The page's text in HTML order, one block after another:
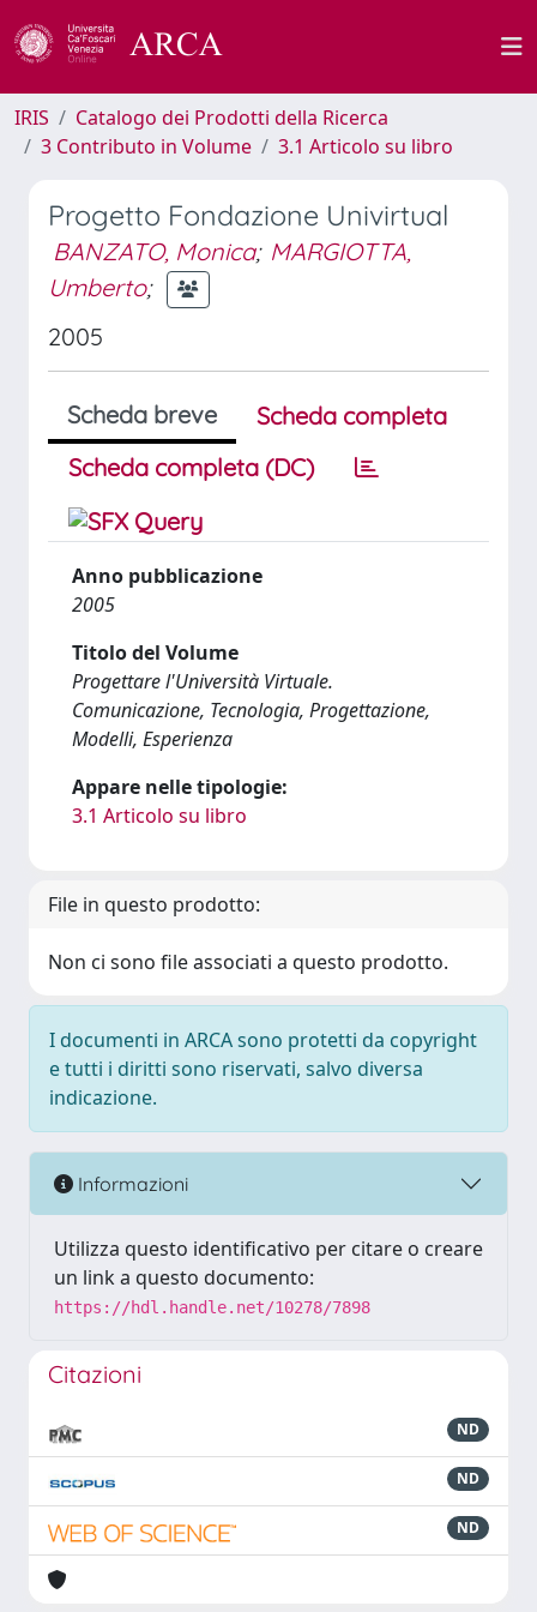
IRIS
Catalogo dei Prodotti della Ricerca
3 Contributo in Volume
3.1 Articolo su libro
Progetto Fondazione Univirtual
BANZATO, Monica; MARGIOTTA,
Umberto;
2005
Scheda breve
Scheda completa
Scheda completa (DC)
Anno pubblicazione
2005
Titolo del Volume
Progettare l'Università Virtuale.
Comunicazione, Tecnologia, Progettazione,
Modelli, Esperienza
Appare nelle tipologie:
3.1 Articolo su libro
File in questo prodotto:
Non ci sono file associati a questo prodotto.
I documenti in ARCA sono protetti da copyright
e tutti i diritti sono riservati, salvo diversa
indicazione.
Informazioni
Utilizza questo identificativo per citare o creare
un link a questo documento:
https://hdl.handle.net/10278/7898
Citazioni
ND
ND
ND